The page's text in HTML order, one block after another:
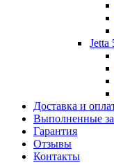
Jetta
Доставка и
Выполненные
Гарантия
Отзывы
Контакты